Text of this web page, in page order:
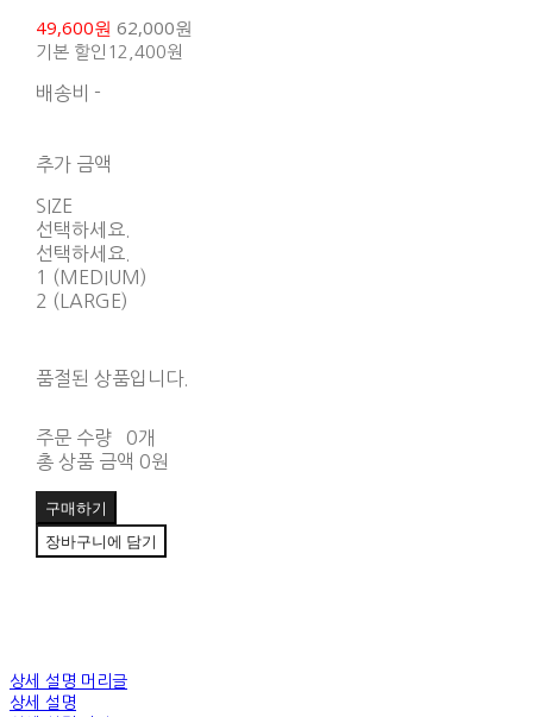
49,600원 62,000원
기본 할인 12,400원
배송비 -
추가 금액
SIZE
선택하세요.
선택하세요.
1 (MEDIUM)
2 (LARGE)
품절된 상품입니다.
주문 수량
0개
총 상품 금액 0원
구매하기
장바구니에 담기
상세 설명 머리글
상세 설명